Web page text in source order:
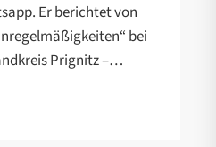
Er berichtet von
bei
Prignitz –…